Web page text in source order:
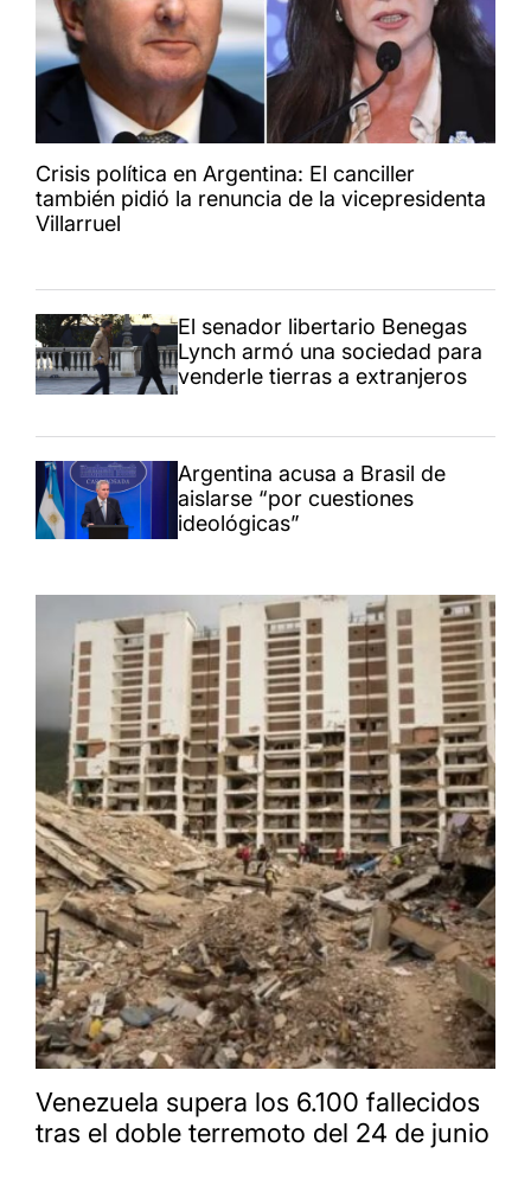
Crisis política en Argentina: El canciller
también pidió la renuncia de la vicepresidenta
Villarruel
El senador libertario Benegas
Lynch armó una sociedad para
venderle tierras a extranjeros
Argentina acusa a Brasil de
aislarse “por cuestiones
ideológicas”
Venezuela supera los 6.100 fallecidos
tras el doble terremoto del 24 de junio